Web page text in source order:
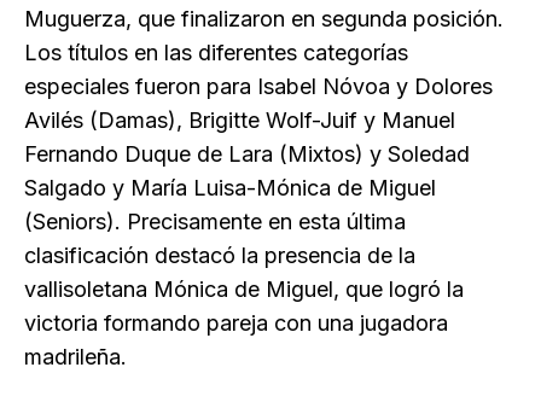
Muguerza, que finalizaron en segunda posición.
Los títulos en las diferentes categorías
especiales fueron para Isabel Nóvoa y Dolores
Avilés (Damas), Brigitte Wolf-Juif y Manuel
Fernando Duque de Lara (Mixtos) y Soledad
Salgado y María Luisa-Mónica de Miguel
(Seniors). Precisamente en esta última
clasificación destacó la presencia de la
vallisoletana Mónica de Miguel, que logró la
victoria formando pareja con una jugadora
madrileña.